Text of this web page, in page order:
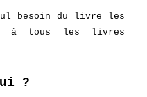
besoin du livre les
à tous les livres
?